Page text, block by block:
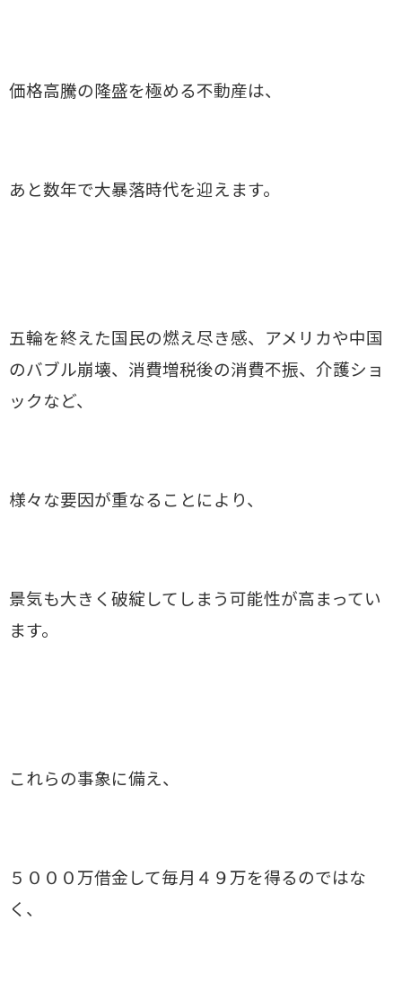
価格高騰の隆盛を極める不動産は、
あと数年で大暴落時代を迎えます。
五輪を終えた国民の燃え尽き感、アメリカや中国
のバブル崩壊、消費増税後の消費不振、介護ショ
ックなど、
様々な要因が重なることにより、
景気も大きく破綻してしまう可能性が高まってい
ます。
これらの事象に備え、
５０００万借金して毎月４９万を得るのではな
く、